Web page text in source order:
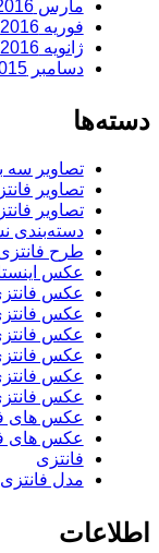
مارس 2016
فوریه 2016
ژانویه 2016
دسامبر 2015
دسته‌ها
تصاویر سه
تصاویر
تصاویر
دسته‌بندی
طرح
عکس
عکس
عکس
عکس
عکس
عکس
عکس
عکس های
عکس های
فانتزی
مدل فانتزی
اطلاعات